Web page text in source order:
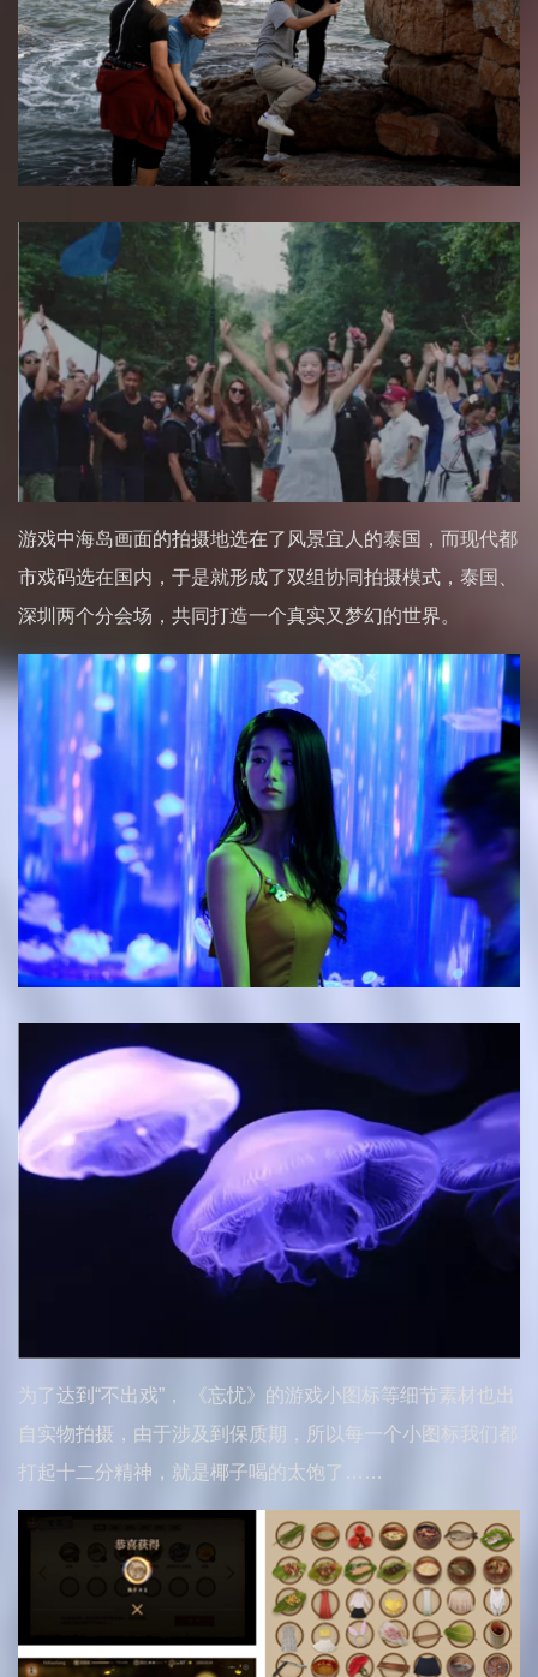
游戏中海岛画面的拍摄地选在了风景宜人的泰国，而现代都
市戏码选在国内，于是就形成了双组协同拍摄模式，泰国、
深圳两个分会场，共同打造一个真实又梦幻的世界。
为了达到“不出戏”， 《忘忧》的游戏小图标等细节素材也出
自实物拍摄，由于涉及到保质期，所以每一个小图标我们都
打起十二分精神，就是椰子喝的太饱了……